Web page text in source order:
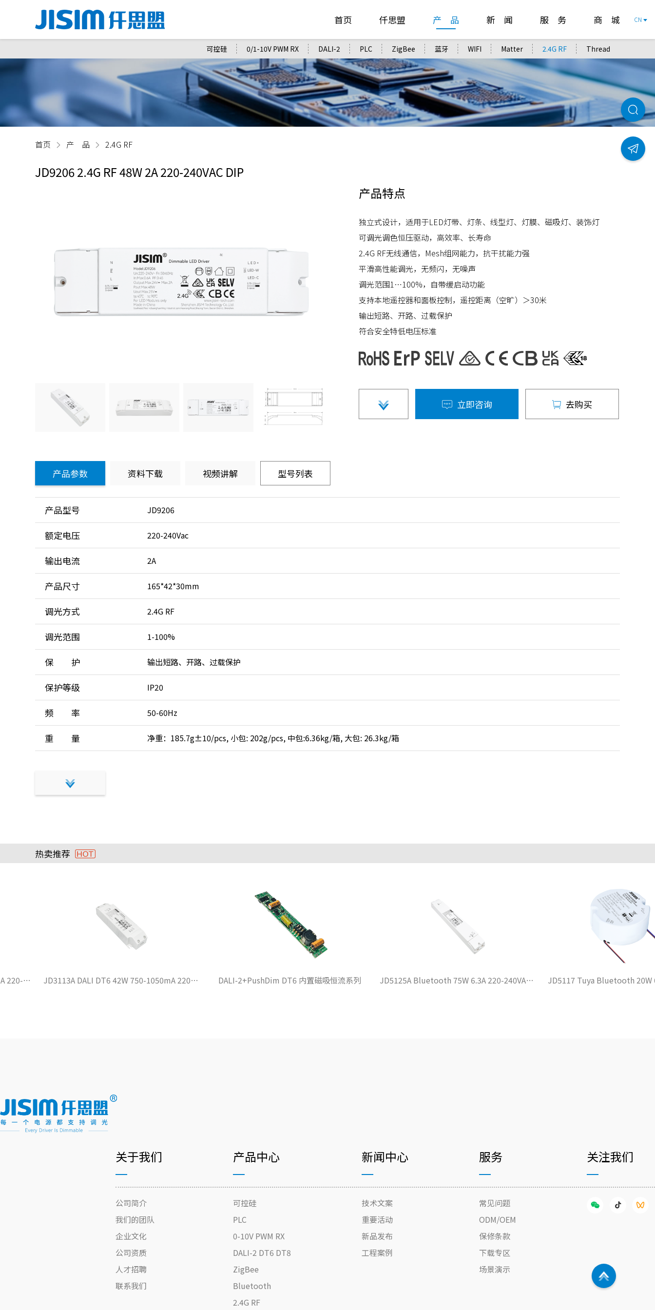
首页 仟思盟 产 品 新 闻 服 务 商 城 CN
可控硅 0/1-10V PWM RX DALI-2 PLC ZigBee 蓝牙 WIFI Matter 2.4G RF Thread
首页 产 品 2.4G RF
JD9206 2.4G RF 48W 2A 220-240VAC DIP
产品特点
独立式设计，适用于LED灯带、灯条、线型灯、灯膜、磁吸灯、装饰灯
可调光调色恒压驱动，高效率、长寿命
2.4G RF无线通信，Mesh组网能力，抗干扰能力强
平滑高性能调光，无频闪，无噪声
调光范围1…100%，自带缓启动功能
支持本地遥控器和面板控制，遥控距离（空旷）＞30米
输出短路、开路、过载保护
符合安全特低电压标准
立即咨询 去购买
产品参数 资料下载 视频讲解 型号列表
产品型号 JD9206
额定电压 220-240Vac
输出电流 2A
产品尺寸 165*42*30mm
调光方式 2.4G RF
调光范围 1-100%
保 护 输出短路、开路、过载保护
保护等级 IP20
频 率 50-60Hz
重 量 净重：185.7g±10/pcs, 小包: 202g/pcs, 中包:6.36kg/箱, 大包: 26.3kg/箱
热卖推荐
JD3113A DALI DT6 42W 750-1050mA 220-240VAC DIP DALI-2+PushDim DT6 内置磁吸恒流系列 JD5125A Bluetooth 75W 6.3A 220-240VAC DIP
关于我们
公司简介
我们的团队
企业文化
公司资质
人才招聘
联系我们
产品中心
可控硅
PLC
0-10V PWM RX
DALI-2 DT6 DT8
ZigBee
Bluetooth
2.4G RF
新闻中心
技术文案
重要活动
新品发布
工程案例
服务
常见问题
ODM/OEM
保修条款
下载专区
场景演示
关注我们